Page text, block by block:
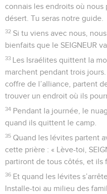
connais les endroits où nous
désert. Tu seras notre guide.
32 Si tu viens avec nous,
bienfaits que le SEIGNEUR
33 Les Israélites quittent la
marchent pendant trois
coffre de l’alliance, partent
trouver un endroit où ils
34 Pendant la journée, le
quand ils quittent le camp.
35 Quand les lévites partent
cette prière : « Lève-toi,
partiront de tous côtés, et ils
36 Et quand les lévites
Installe-toi au milieu des